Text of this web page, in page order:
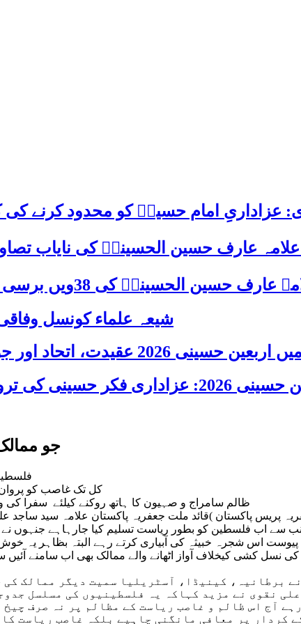
عزاداریِ امام حسینؑ کو محدود کرنے
علامہ عارف حسین الحسینیؒ کی نایاب
38ویں برسی پر قائد ملت جعفریہ پاکستان علامہ ساجد علی نقوی کا اہم پیغام
شیعہ علماء کونسل
اور جوش و جذبے کے ساتھ منایا گیا، لاکھوں عزادار جلوسوں میں شریک
کی ترویج کا ذریعہ ہے، قائد ملت جعفریہ آیت اللہ سید ساجد علی نقوی
جو
کل تک غاصب کو پروان
ظالم سامراج و صہیون کا ہاتھ روکنے کیلئے سفرا کی
/اسلام آباد 22 ستمبر2025ء (جعفریہ پریس پاکستان )قائد ملت جعفریہ
سے اب فلسطین کو بطور ریاست تسلیم کیا جارہاہے جنہوں نے
اس شجرہ خبیثہ کی آبیاری کرتے رہے البتہ بظاہر یہ خوش
کشی کیخلاف آواز اٹھانے والے ممالک بھی اب سامنے آئیں
نے برطانیہ، کینیڈا، آسٹریلیا سمیت دیگر ممالک
نقوی نے مزید کہاکہ یہ فلسطینیوں کی مسلسل
آج اس ظالم و غاصب ریاست کے مظالم پر نہ صرف
کردار پر معافی مانگنی چاہیے بلکہ غاصب ریاست